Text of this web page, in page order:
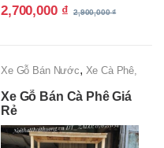
2,700,000 ₫ 2,900,000₫
Xe Gỗ Bán Nước, Xe Cà Phê,
Xe Gỗ Bán Cà Phê Giá
Rẻ